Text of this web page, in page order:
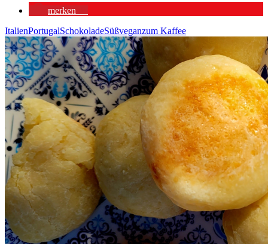
merken
ItalienPortugalSchokoladeSüßveganzum Kaffee